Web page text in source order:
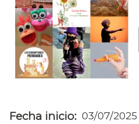
Fecha inicio 03/07/2025